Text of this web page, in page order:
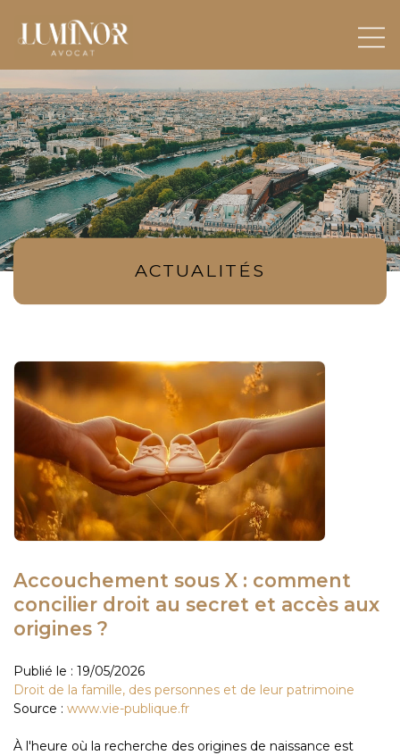
ACTUALITÉS
Accouchement sous X : comment
concilier droit au secret et accès aux
origines ?
Publié le : 19/05/2026
Droit de la famille, des personnes et de leur patrimoine
Source : www.vie-publique.fr
À l'heure où la recherche des origines de naissance est